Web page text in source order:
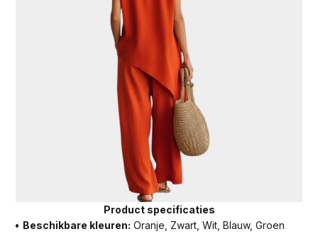
Product specificaties
• Beschikbare kleuren: Oranje, Zwart, Wit, Blauw, Groen